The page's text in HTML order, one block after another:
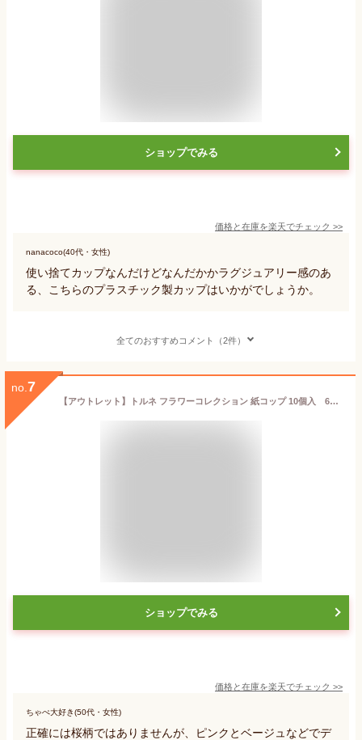
ショップでみる
価格と在庫を楽天でチェック >>
nanacoco(40代・女性)
使い捨てカップなんだけどなんだかかラグジュアリー感のあ
る、こちらのプラスチック製カップはいかがでしょうか。
全てのおすすめコメント（2件）
no. 7
【アウトレット】トルネ フラワーコレクション 紙コップ 10個入 61836【単品】
ショップでみる
価格と在庫を楽天でチェック >>
ちゃぺ大好き(50代・女性)
正確には桜柄ではありませんが、ピンクとベージュなどでデ